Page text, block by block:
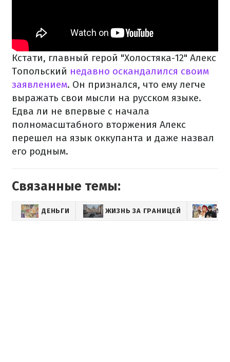
Кстати, главный герой "Холостяка-12" Алекс
Топольский недавно оскандалился своим
заявлением. Он признался, что ему легче
выражать свои мысли на русском языке.
Едва ли не впервые с начала
полномасштабного вторжения Алекс
перешел на язык оккупанта и даже назвал
его родным.
Связанные темы:
ДЕНЬГИ ЖИЗНЬ ЗА ГРАНИЦЕЙ